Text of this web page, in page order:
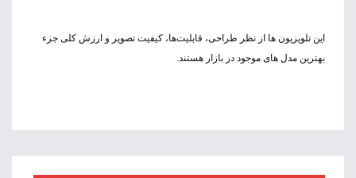
این تلویزیون ها از نظر طراحی، قابلیت‌ها، کیفیت تصویر و ارزش کلی جزء
بهترین مدل های موجود در بازار هستند.